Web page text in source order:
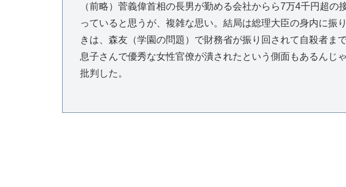
（前略）菅義偉首相の長男が勤める会社からら7万4千円超の
っていると思うが、複雑な思い。結局は総理大臣の身内に振
きは、森友（学園の問題）で財務省が振り回されて自殺者ま
息子さんで優秀な女性官僚が潰されたという側面もあるんじ
批判した。